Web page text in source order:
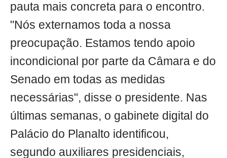
pauta mais concreta para o encontro.
"Nós externamos toda a nossa
preocupação. Estamos tendo apoio
incondicional por parte da Câmara e do
Senado em todas as medidas
necessárias", disse o presidente. Nas
últimas semanas, o gabinete digital do
Palácio do Planalto identificou,
segundo auxiliares presidenciais,